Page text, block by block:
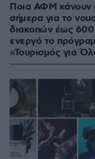
Ποια ΑΦΜ κάνουν
σήμερα για το
διακοπών έως
ενεργό το
«Τουρισμός για